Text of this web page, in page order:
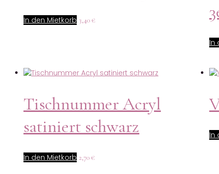
In den Mietkorb 3,40 €
In
Tischnummer Acryl
satiniert schwarz
In den Mietkorb 2,70 €
In